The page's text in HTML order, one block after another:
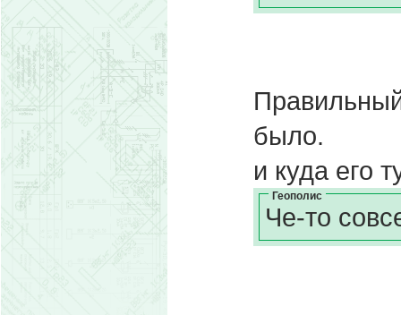
было.
и куда его
Геополис
Че-то